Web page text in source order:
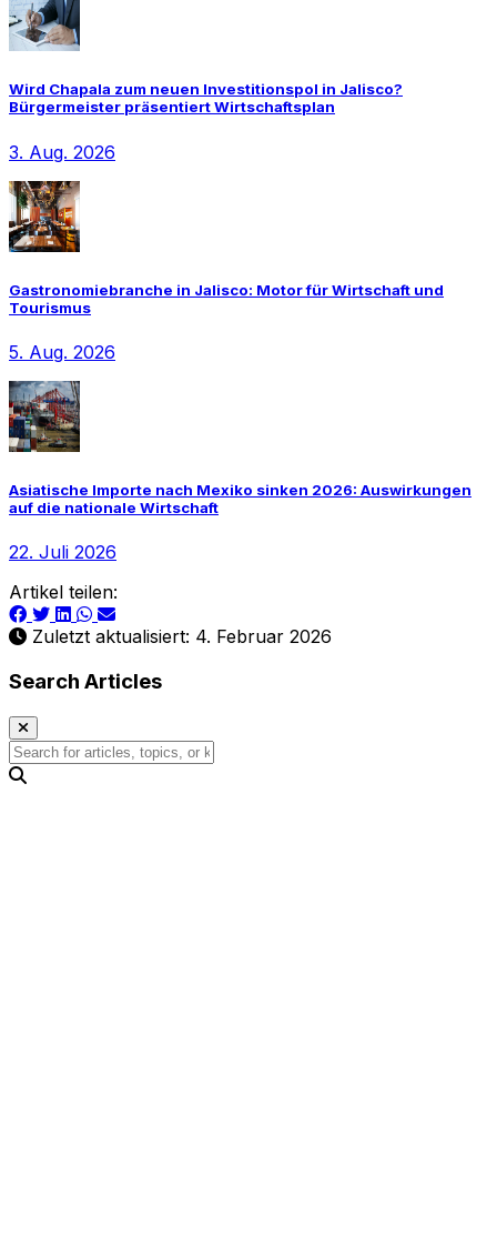
Wird Chapala zum neuen Investitionspol in Jalisco?
Bürgermeister präsentiert Wirtschaftsplan
3. Aug. 2026
Gastronomiebranche in Jalisco: Motor für Wirtschaft und
Tourismus
5. Aug. 2026
Asiatische Importe nach Mexiko sinken 2026: Auswirkungen
auf die nationale Wirtschaft
22. Juli 2026
Artikel teilen:
Zuletzt aktualisiert: 4. Februar 2026
Search Articles